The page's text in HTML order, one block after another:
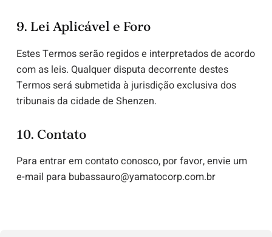
9. Lei Aplicável e Foro
Estes Termos serão regidos e interpretados de acordo
com as leis. Qualquer disputa decorrente destes
Termos será submetida à jurisdição exclusiva dos
tribunais da cidade de Shenzen.
10. Contato
Para entrar em contato conosco, por favor, envie um
e-mail para bubassauro@yamatocorp.com.br